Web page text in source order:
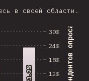
в своей области.
12%
18%
24%
30%
23.2%
23.2%